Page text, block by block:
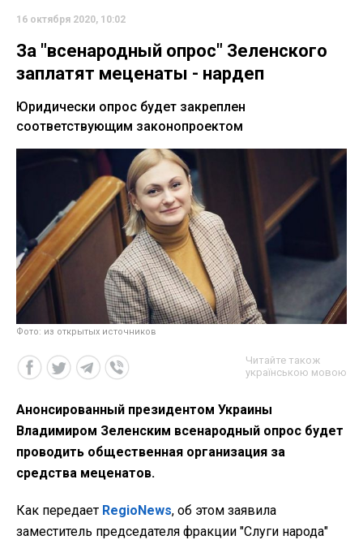
16 октября 2020, 10:02
За "всенародный опрос" Зеленского
заплатят меценаты - нардеп
Юридически опрос будет закреплен
соответствующим законопроектом
Фото: из открытых источников
Читайте також
українською мовою
Анонсированный президентом Украины
Владимиром Зеленским всенародный опрос будет
проводить общественная организация за
средства меценатов.
Как передает RegioNews, об этом заявила
заместитель председателя фракции "Слуги народа"